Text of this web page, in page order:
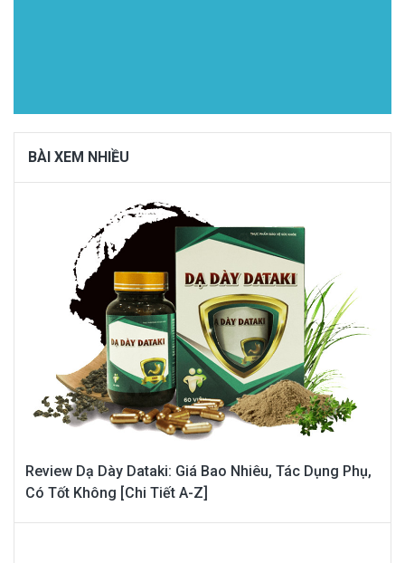
BÀI XEM NHIỀU
Review Dạ Dày Dataki: Giá Bao Nhiêu, Tác Dụng Phụ,
Có Tốt Không [Chi Tiết A-Z]